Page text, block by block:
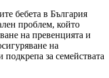
бебета в България
проблем, който
на превенцията и
на
за семействата